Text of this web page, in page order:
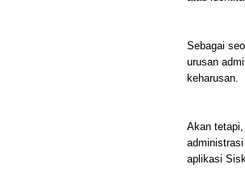
Sebagai
urusan
keharusan.
Akan
aplikasi